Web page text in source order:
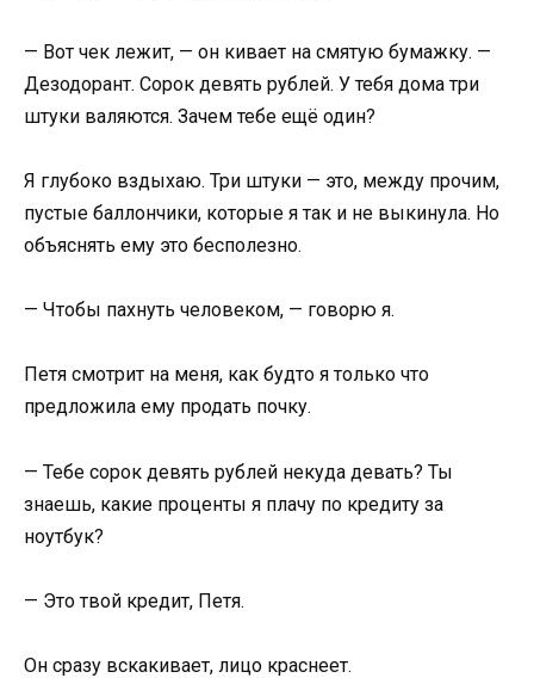
— Вот чек лежит, — он кивает на смятую бумажку. —
Дезодорант. Сорок девять рублей. У тебя дома три
штуки валяются. Зачем тебе ещё один?
Я глубоко вздыхаю. Три штуки — это, между прочим,
пустые баллончики, которые я так и не выкинула. Но
объяснять ему это бесполезно.
— Чтобы пахнуть человеком, — говорю я.
Петя смотрит на меня, как будто я только что
предложила ему продать почку.
— Тебе сорок девять рублей некуда девать? Ты
знаешь, какие проценты я плачу по кредиту за
ноутбук?
— Это твой кредит, Петя.
Он сразу вскакивает, лицо краснеет.